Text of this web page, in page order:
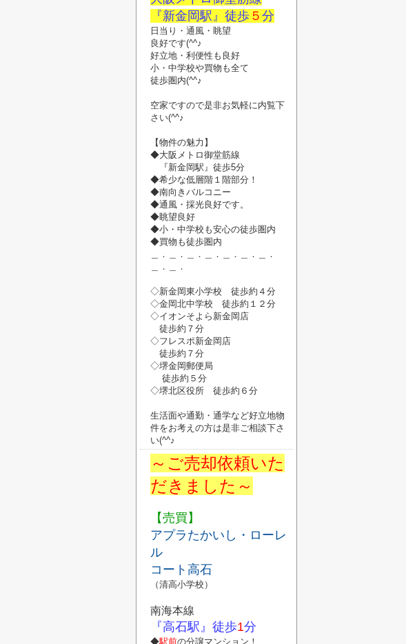
『新金岡駅』徒歩 ５ 分
日当り・通風・ 眺望
良好です(^^♪
好立地・利便性も良好
小・中学校や買物 も全て
徒歩圏内(^^♪
空家ですので是非お気軽に内覧下
さい(^^♪
【物件の魅力】
◆大阪メトロ御堂筋線
『新金岡駅』 徒歩5分
◆希少な低層階１階部分！
◆南向きバルコニー
◆通風・ 採光良好です。
◆眺望良好
◆小・中学校も安心の徒歩圏内
◆買物も徒歩圏内
＿．＿．＿．＿．＿．＿．＿．
＿．＿．
◇新金岡東小学校 徒歩約４分
◇金岡北中学校 徒歩約１２分
◇イオンそよら新金岡店
徒歩約７分
◇フレスポ新金岡店
徒歩約７分
◇堺金岡郵便局
徒歩約５分
◇堺北区役所 徒歩約６分
生活面や通勤・通学など好立地物
件をお考えの方は是非ご相談下さ
い(^^♪
～ご売却依頼いた
だきました～
【売買】
アプラたかいし・ローレ
ル
コート高石
（清高小学校）
南海本線
『高石駅』 徒歩1分
◆駅前の分譲マンション！